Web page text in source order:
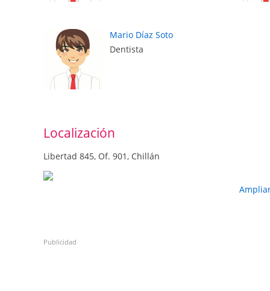
Mario Díaz Soto
Dentista
Localización
Libertad 845, Of. 901, Chillán
Publicidad